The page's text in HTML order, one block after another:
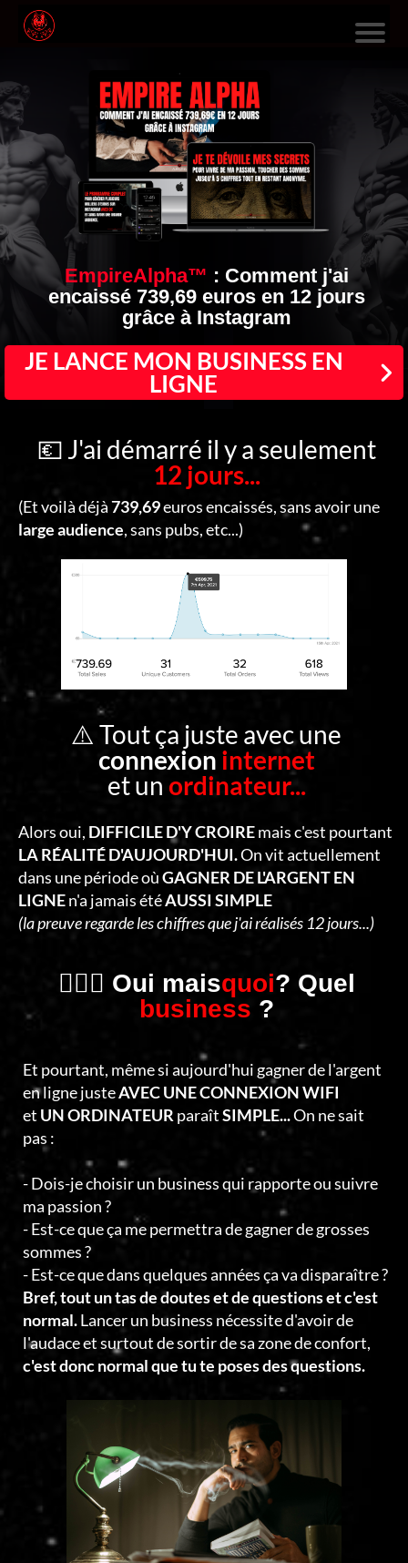
F
O
R
M
S
EmpireAlpha™ : Comment j'ai
encaissé 739,69 euros en 12 jours
grâce à Instagram
JE LANCE MON BUSINESS EN
LIGNE
💶 J'ai démarré il y a seulement
12 jours...
(Et voilà déjà739,69euros encaissés, sans avoir une
large audience, sans pubs, etc...)
⚠️ Tout ça juste avec une
connexion internet
et un ordinateur...
Alors oui, DIFFICILE D'Y CROIREmais c'est pourtant
LA RÉALITÉ D'AUJOURD'HUI.On vit actuellement
dans une période oùGAGNER DE L'ARGENT EN
LIGNEn'a jamais étéAUSSI SIMPLE
(la preuve regarde les chiffres que j'ai réalisés 12 jours...)
🤷🏻‍♂️ Oui maisquoi? Quel
business ?
Et pourtant, même si aujourd'hui gagner de l'argent
en ligne justeAVEC UNE CONNEXION WIFI
et UN ORDINATEUR paraîtSIMPLE...On ne sait
pas :
- Dois-je choisir un business qui rapporte ou suivre
ma passion ?
- Est-ce que ça me permettra de gagner de grosses
sommes ?
- Est-ce que dans quelques années ça va disparaître ?
Bref, tout un tas de doutes et de questions et c'est
normal.Lancer un business nécessite d'avoir de
l'audace et surtout de sortir de sa zone de confort,
c'est donc normal que tu te poses des questions.